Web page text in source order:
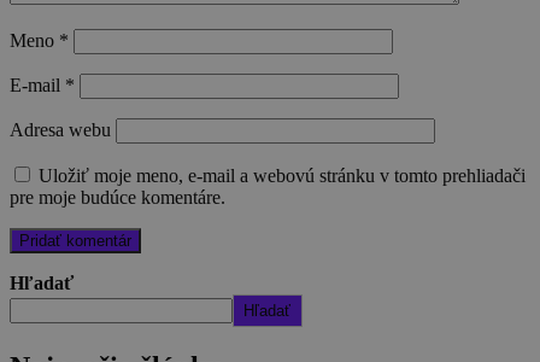
Meno *
E-mail *
Adresa webu
Uložiť moje meno, e-mail a webovú stránku v tomto prehliadači
pre moje budúce komentáre.
Hľadať
Hľadať